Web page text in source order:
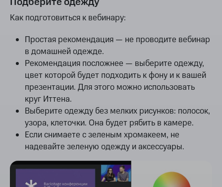
Как подготовиться к вебинару:
Простая рекомендация — не проводите вебинар
в домашней одежде.
Рекомендация посложнее — выберите одежду,
цвет которой будет подходить к фону и к вашей
презентации. Для этого можно использовать
круг Иттена.
Выберите одежду без мелких рисунков: полосок,
узора, клеточки. Она будет рябить в камере.
Если снимаете с зеленым хромакеем, не
надевайте зеленую одежду и аксессуары.